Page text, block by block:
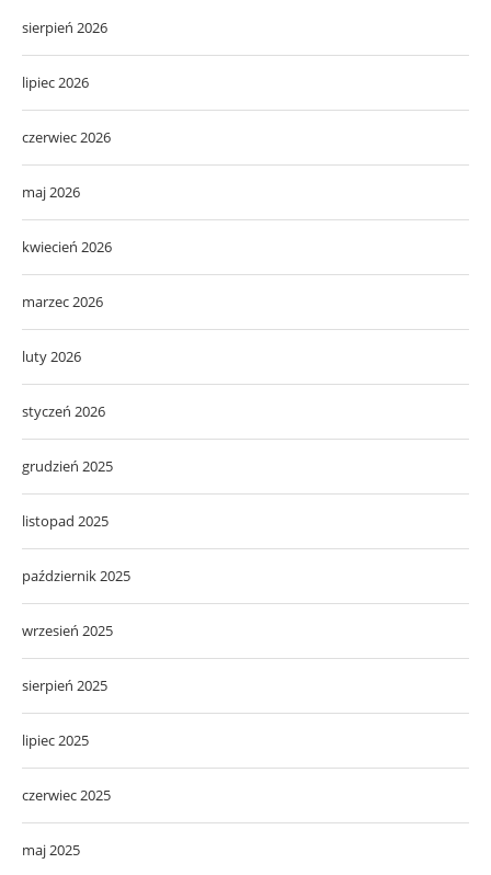
sierpień 2026
lipiec 2026
czerwiec 2026
maj 2026
kwiecień 2026
marzec 2026
luty 2026
styczeń 2026
grudzień 2025
listopad 2025
październik 2025
wrzesień 2025
sierpień 2025
lipiec 2025
czerwiec 2025
maj 2025